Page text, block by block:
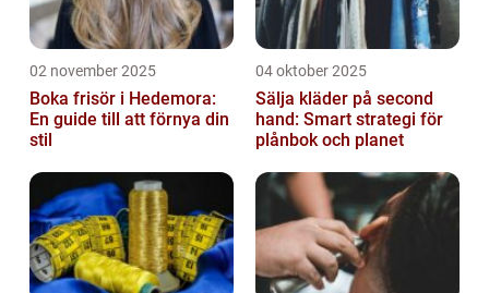
02 november 2025
Boka frisör i Hedemora:
En guide till att förnya din
stil
04 oktober 2025
Sälja kläder på second
hand: Smart strategi för
plånbok och planet